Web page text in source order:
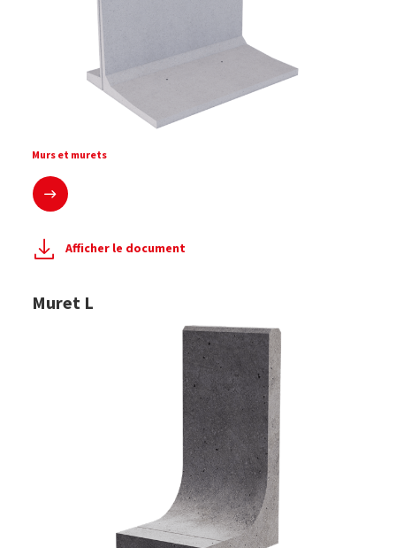
Murs et murets
En savoir plus
Afficher le document
Muret L